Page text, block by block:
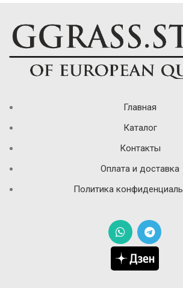
Главная
Каталог
Контакты
Оплата и доставка
Политика